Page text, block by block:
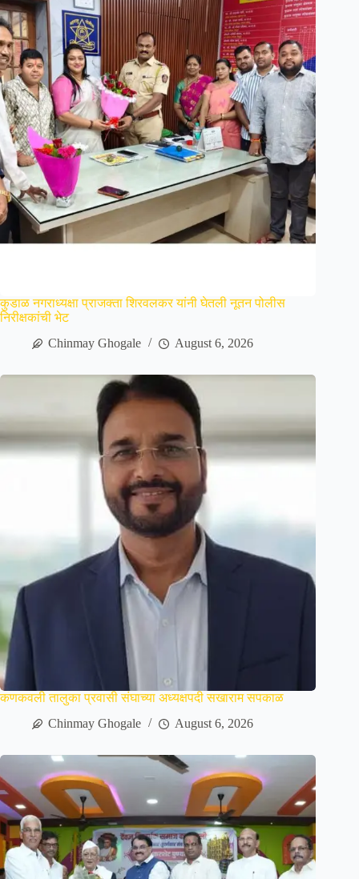
कुडाळ नगराध्यक्षा प्राजक्ता शिरवलकर यांनी घेतली नूतन पोलीस
निरीक्षकांची भेट
Chinmay Ghogale
August 6, 2026
कणकवली तालुका प्रवासी संघाच्या अध्यक्षपदी सखाराम सपकाळ
Chinmay Ghogale
August 6, 2026